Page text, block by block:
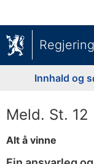
Innhald og
Meld. St. 12
Alt å vinne